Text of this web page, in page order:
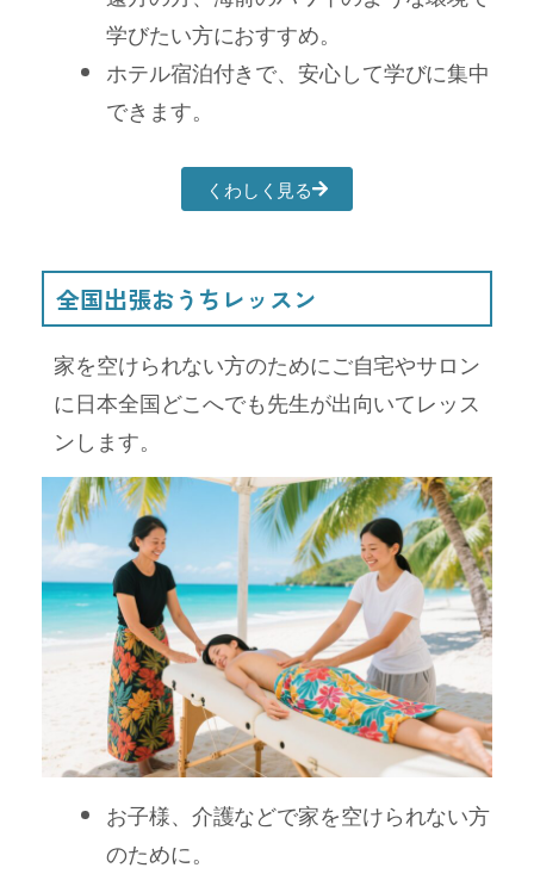
学びたい方におすすめ。
ホテル宿泊付きで、安心して学びに集中
できます。
くわしく見る
全国出張おうちレッスン
家を空けられない方のためにご自宅やサロン
に日本全国どこへでも先生が出向いてレッス
ンします。
お子様、介護などで家を空けられない方
のために。